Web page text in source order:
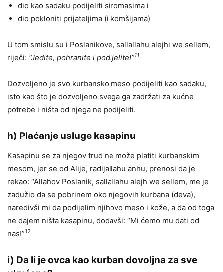
dio kao sadaku podijeliti siromasima i
dio pokloniti prijateljima (i komšijama)
U tom smislu su i Poslanikove, sallallahu alejhi we sellem,
riječi: “Jedite, pohranite i podijelite!”11
Dozvoljeno je svo kurbansko meso podijeliti kao sadaku,
isto kao što je dozvoljeno svega ga zadržati za kućne
potrebe i ništa od njega ne podijeliti.
h) Plaćanje usluge kasapinu
Kasapinu se za njegov trud ne može platiti kurbanskim
mesom, jer se od Alije, radijallahu anhu, prenosi da je
rekao: “Allahov Poslanik, sallallahu alejh we sellem, me je
zadužio da se pobrinem oko njegovih kurbana (deva),
naredivši mi da podijelim njihovo meso i kože, a da od toga
ne dajem ništa kasapinu, dodavši: “Mi ćemo mu dati od
nas!”12
i) Da li je ovca kao kurban dovoljna za sve